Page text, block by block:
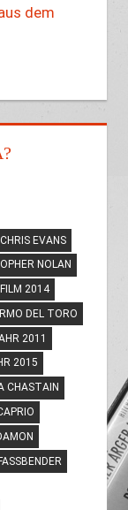
dem
CHRIS EVANS
NOLAN
FILM 2014
DEL TORO
2011
2015
CHASTAIN